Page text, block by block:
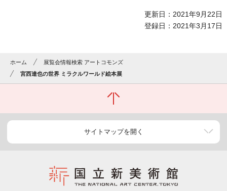
更新日：2021年9月22日
登録日：2021年3月17日
ホーム
展覧会情報検索 アートコモンズ
宮西達也の世界 ミラクルワールド絵本展
サイトマップを開く